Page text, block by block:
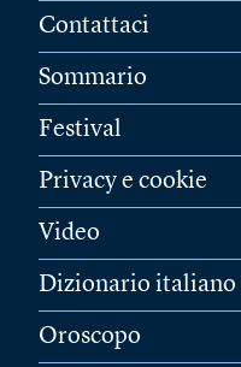
Contattaci
Sommario
Festival
Privacy e cookie
Video
Dizionario italiano
Oroscopo